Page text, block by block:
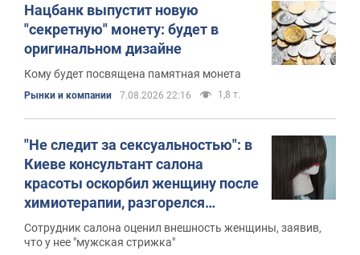
Нацбанк выпустит новую
"секретную" монету: будет в
оригинальном дизайне
Кому будет посвящена памятная монета
Рынки и компании 7.08.2026 22:16 1,8 т.
"Не следит за сексуальностью": в
Киеве консультант салона
красоты оскорбил женщину после
химиотерапии, разгорелся
скандал. Фото
Сотрудник салона оценил внешность женщины, заявив,
что у нее "мужская стрижка"